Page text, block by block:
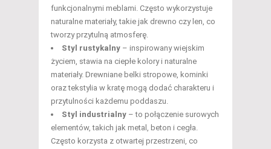
funkcjonalnymi meblami. Często wykorzystuje
naturalne materiały, takie jak drewno czy len, co
tworzy przytulną atmosferę.
Styl rustykalny – inspirowany wiejskim
życiem, stawia na ciepłe kolory i naturalne
materiały. Drewniane belki stropowe, kominki
oraz tekstylia w kratę mogą dodać charakteru i
przytulności każdemu poddaszu.
Styl industrialny – to połączenie surowych
elementów, takich jak metal, beton i cegła.
Często korzysta z otwartej przestrzeni, co